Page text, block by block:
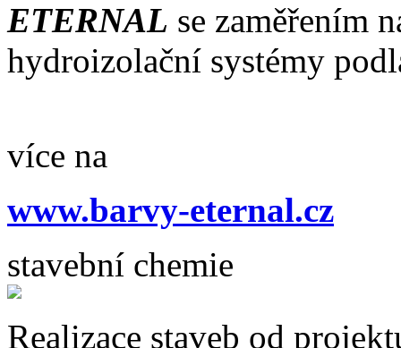
ETERNAL se zaměřením
hydroizolační systémy
více na
www.barvy-eternal.cz
stavební chemie
Realizace staveb od